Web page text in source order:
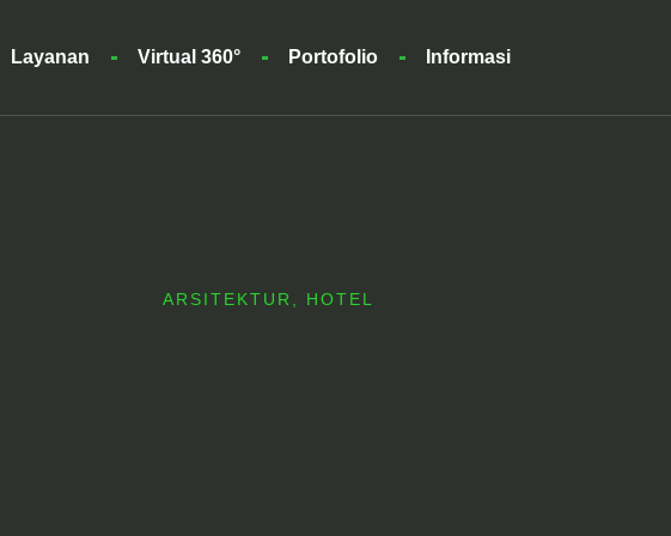
Layanan Virtual 360° Portofolio Informasi
ARSITEKTUR HOTEL